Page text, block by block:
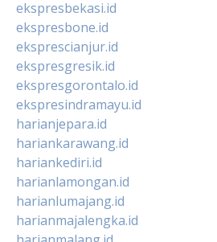
ekspresbekasi.id
ekspresbone.id
eksprescianjur.id
ekspresgresik.id
ekspresgorontalo.id
ekspresindramayu.id
harianjepara.id
hariankarawang.id
hariankediri.id
harianlamongan.id
harianlumajang.id
harianmajalengka.id